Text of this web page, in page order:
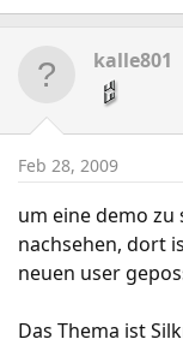
kalle801
Feb 28, 2009
um eine demo
nachsehen, dort
neuen user
Das Thema ist